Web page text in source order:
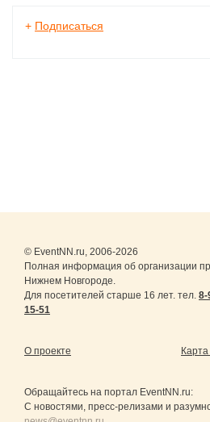
+ Подписаться
© EventNN.ru, 2006-2026
Полная информация об организации
Нижнем Новгороде.
Для посетителей старше 16 лет. тел. 8-
15-51
О проекте
Обращайтесь на портал EventNN.ru:
С новостями, пресс-релизами и